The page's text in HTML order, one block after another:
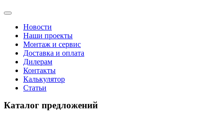
Новости
Наши проекты
Монтаж и сервис
Доставка и оплата
Дилерам
Контакты
Калькулятор
Статьи
Каталог предложений